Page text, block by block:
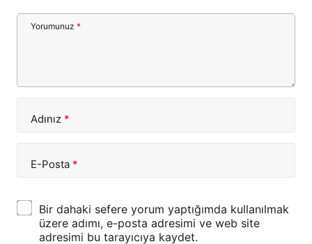
Yorumunuz *
Adınız *
E-Posta *
Bir dahaki sefere yorum yaptığımda kullanılmak
üzere adımı, e-posta adresimi ve web site
adresimi bu tarayıcıya kaydet.